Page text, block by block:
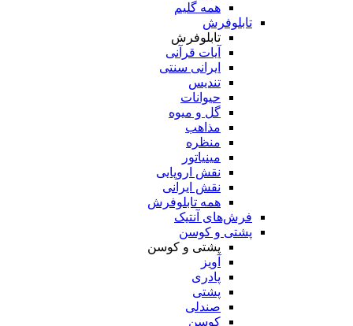
همه گلیم
تابلوفرش
تابلوفرش
آیات قرآنی
ایرانی سنتی
تندیس
حیوانات
گل و میوه
مذاهب
منظره
مینیاتور
نقش اروپایی
نقش ایرانی
همه تابلوفرش
فرش‌های آنتیک
پشتی و کوسن
پشتی و کوسن
آویز
پادری
پشتی
صندلی
کوسن